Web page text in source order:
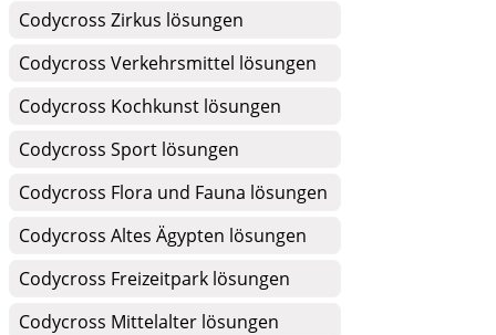
Codycross Zirkus lösungen
Codycross Verkehrsmittel lösungen
Codycross Kochkunst lösungen
Codycross Sport lösungen
Codycross Flora und Fauna lösungen
Codycross Altes Ägypten lösungen
Codycross Freizeitpark lösungen
Codycross Mittelalter lösungen